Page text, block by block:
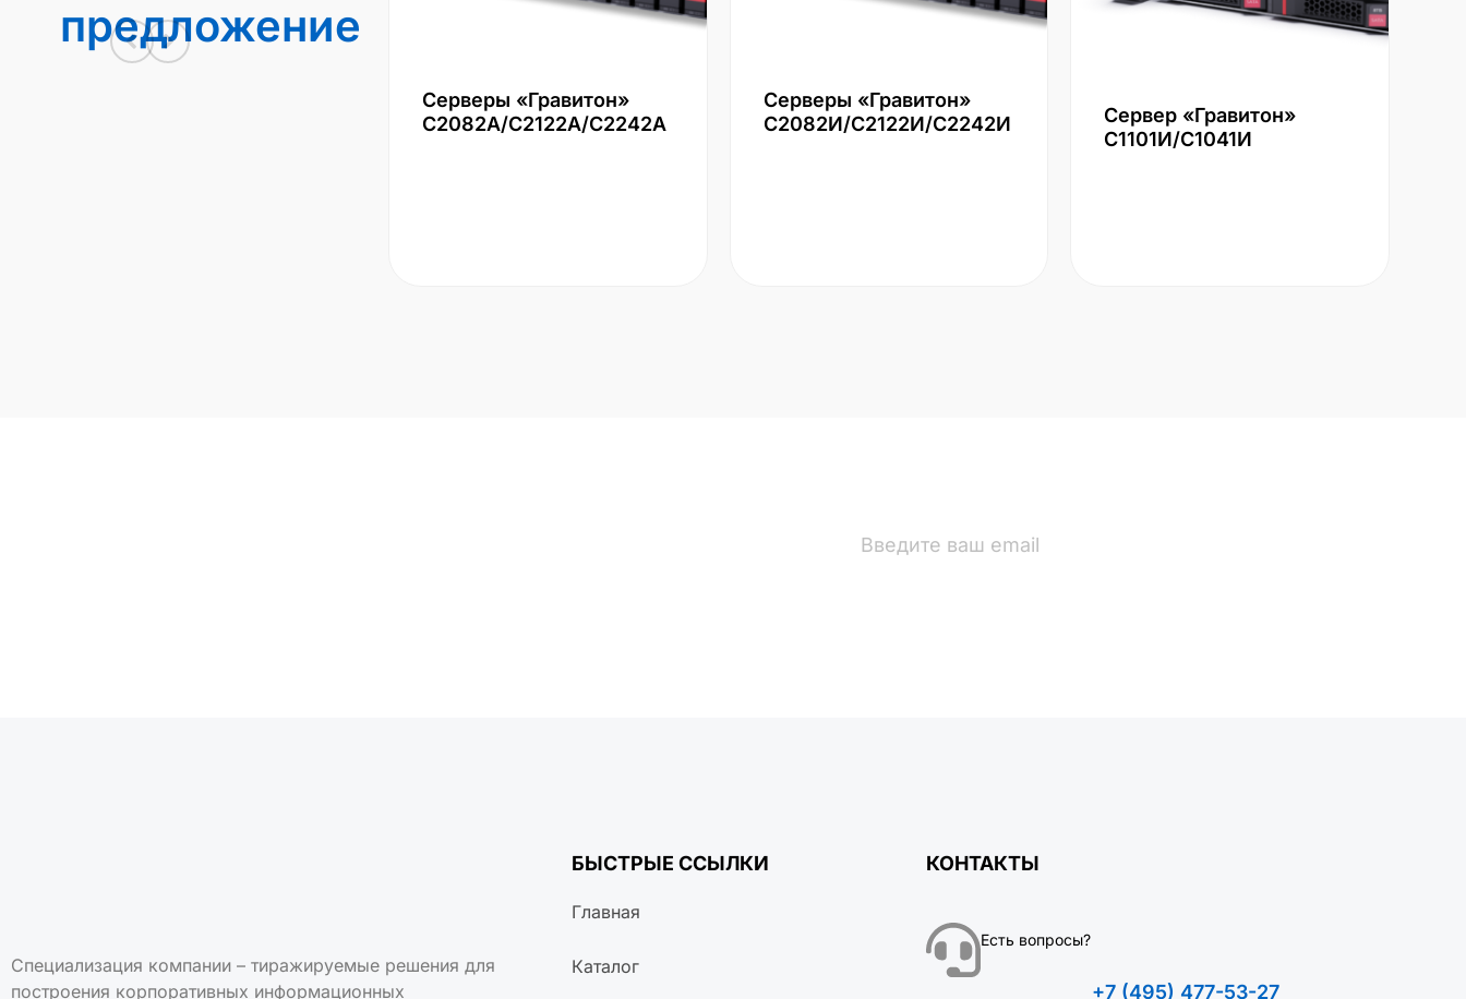
предложение
Серверы «Гравитон»
С2082А/С2122А/С2242А
Серверы «Гравитон»
С2082И/С2122И/С2242И
Сервер «Гравитон»
С1101И/С1041И
Специализация компании – тиражируемые решения для
построения корпоративных информационных
БЫСТРЫЕ ССЫЛКИ
Главная
Каталог
КОНТАКТЫ
Есть вопросы?
+7 (495) 477-53-27